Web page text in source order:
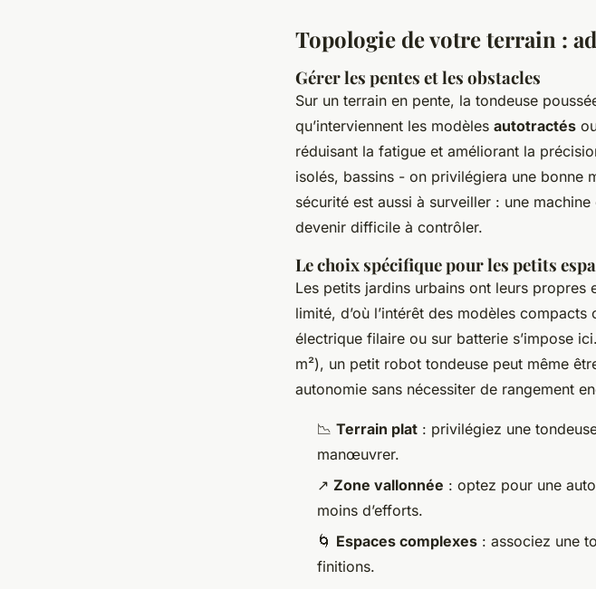
Topologie de votre terrain :
Gérer les pentes et les obstacles
Sur un terrain en pente, la tondeuse
qu’interviennent les modèles autotractés
réduisant la fatigue et améliorant la
isolés, bassins - on privilégiera une bonne
sécurité est aussi à surveiller : une
devenir difficile à contrôler.
Le choix spécifique pour les petits
Les petits jardins urbains ont leurs propres
limité, d’où l’intérêt des modèles
électrique filaire ou sur batterie s’impose
m²), un petit robot tondeuse peut même
autonomie sans nécessiter de rangement
📉 Terrain plat : privilégiez une
manœuvrer.
↗️ Zone vallonnée : optez pour une
moins d’efforts.
🌀 Espaces complexes : associez une
finitions.